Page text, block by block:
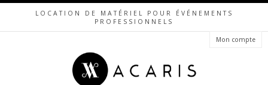
LOCATION DE MATÉRIEL POUR ÉVÉNEMENTS
PROFESSIONNELS
Mon compte